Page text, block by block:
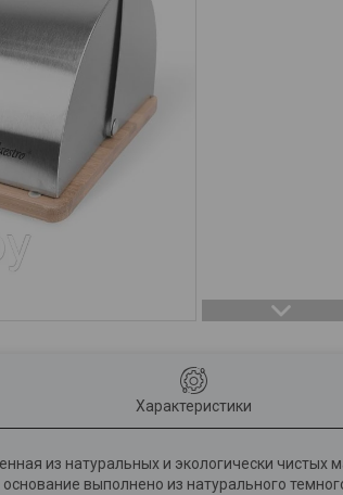
Характеристики
из натуральных и экологически
выполнено из натурального